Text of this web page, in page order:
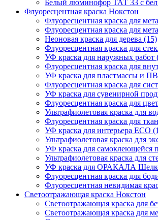
Белый люминофор ТАТ 33 с
Флуоресцентная краска Нокстон
Флуоресцентная краска для
Флуоресцентная краска для
Неоновая краска для дерева (15)
Флуоресцентная краска для
УФ краска для наружных работ
Флуоресцентная краска для
УФ краска для пластмассы и
Флуоресцентная краска для
УФ краска для сувенирной
Флуоресцентная краска для
Ультрафиолетовая краска для
Флуоресцентная краска для
УФ краска для интерьера ECO
Ультрафиолетовая краска для
УФ краска для самоклеющейся
Ультрафиолетовая краска для
УФ краска для ОРАКАЛА
Флуоресцентная краска для
Флуоресцентная невидимая
Светоотражающая краска Нокстон
Светоотражающая краска для
Светоотражающая краска для